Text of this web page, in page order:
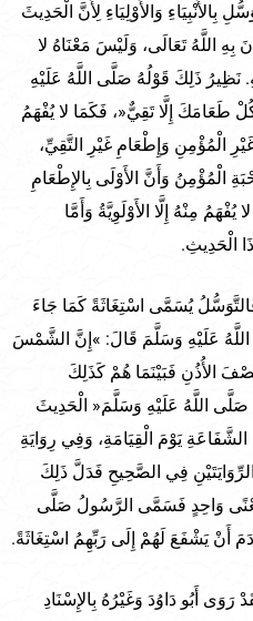
وَالأَوْلِيَاءِ لِأَنَّ الْحَدِيثَ
بِهِ اللَّهُ تَعَالَى، وَلَيْسَ مَعْنَاهُ لا
نَظِيرُ ذَلِكَ قَوْلُهُ صَلَّى اللَّهُ عَلَيْهِ
طَعَامَكَ إِلَّا تَقِيٌّ«، فَكَمَا لا يُفْهَمُ
الْمُؤْمِنِ وَإِطْعَامِ غَيْرِ التَّقِيِّ،
الْمُؤْمِنُ وَأَنَّ الأَوْلَى بِالإِطْعَامِ
مِنْهُ إِلَّا الأَوْلَوِيَّةُ وَأَمَّا
الْحَدِيثِ.
يُسَمَّى اسْتِغَاثَةً كَمَا جَاءَ
عَلَيْهِ وَسَلَّمَ قَالَ: »إِنَّ الشَّمْسَ
الأُذُنِ فَبَيْنَمَا هُمْ كَذَلِكَ
صَلَّى اللَّهُ عَلَيْهِ وَسَلَّمَ« الْحَدِيثَ
يَوْمَ الْقِيَامَةِ، وَفِي رِوَايَةِ
فِي الصَّحِيحِ فَدَلَّ ذَلِكَ
وَاحِدٍ فَسَمَّى الرَّسُولُ صَلَّى
أَنْ يَشْفَعَ لَهُمْ إِلَى رَبِّهِمُ اسْتِغَاثَةً.
أَبُو دَاوُدَ وَغَيْرُهُ بِالإِسْنَادِ